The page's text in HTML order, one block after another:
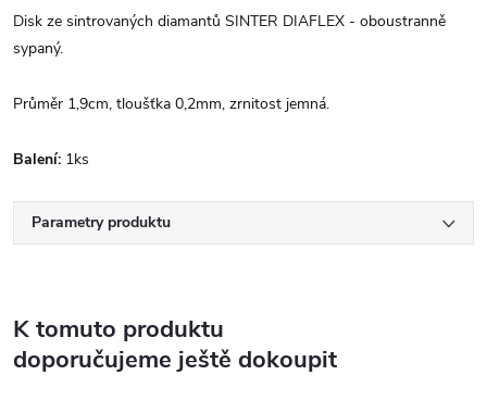
Disk ze sintrovaných diamantů SINTER DIAFLEX - oboustranně
sypaný.
Průměr 1,9cm, tloušťka 0,2mm, zrnitost jemná.
Balení: 1ks
Parametry produktu
K tomuto produktu
doporučujeme ještě dokoupit